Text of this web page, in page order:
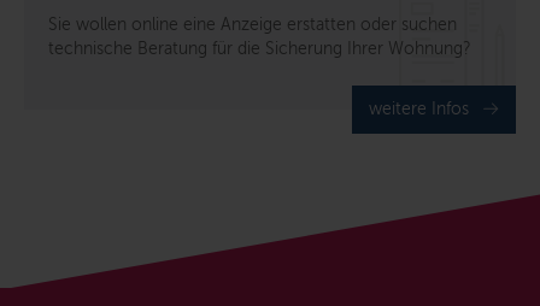
Sie wollen online eine Anzeige erstatten oder suchen
technische Beratung für die Sicherung Ihrer Wohnung?
weitere Infos